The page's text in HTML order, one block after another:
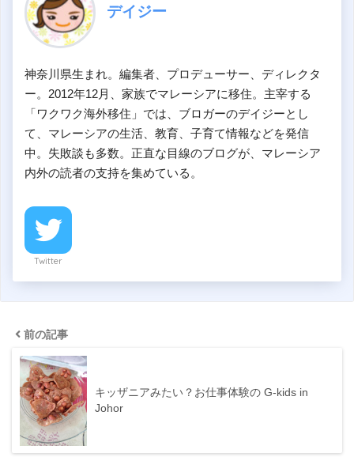
デイジー
神奈川県生まれ。編集者、プロデューサー、ディレクタ
ー。2012年12月、家族でマレーシアに移住。主宰する
「ワクワク海外移住」では、ブロガーのデイジーとし
て、マレーシアの生活、教育、子育て情報などを発信
中。失敗談も多数。正直な目線のブログが、マレーシア
内外の読者の支持を集めている。
Twitter
前の記事
キッザニアみたい？お仕事体験の G-kids in
Johor